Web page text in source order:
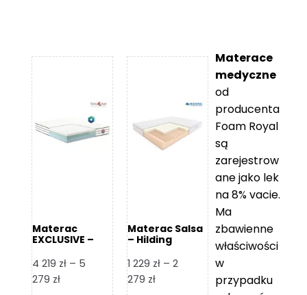
Materac
EXCLUSIVE –
4 219 zł – 5
279 złZakres
Materac Salsa
– Hilding
1 229 zł – 2
279 złZakres
Materace
medyczne
od
producenta
Foam Royal
są
zarejestrow
ane jako lek
na 8% vacie.
Ma
zbawienne
właściwości
w
przypadku